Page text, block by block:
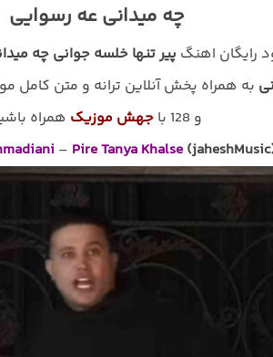
چه میدانی عه رسوایی
رایگان اهنگ پیر تنها خلسه جوانی چه
و 128 با
جهش موزیک همراه
– Pire Tanya Khalse